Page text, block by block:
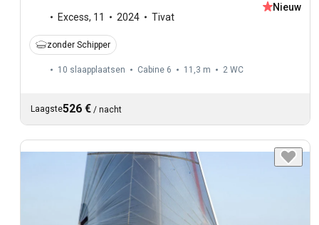
Excess, 11 2024 Tivat
Nieuw
zonder Schipper
10 slaapplaatsen Cabine 6 11,3 m 2 WC
Laagste526 € / nacht